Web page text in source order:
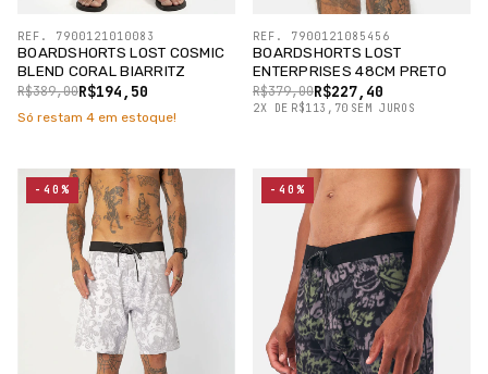
BOARDSHORTS LOST COSMIC
BLEND CORAL BIARRITZ
R$194,50
R$389,00
REF. 7900121010083
Só restam 4 em estoque!
BOARDSHORTS LOST
ENTERPRISES 48CM PRETO
R$227,40
R$379,00
2X DE R$113,70 SEM JUROS
REF. 7900121085456
-40% -40%